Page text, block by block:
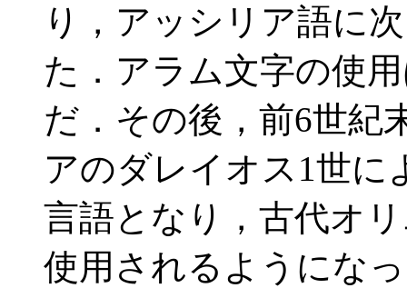
り，アッシリア語に
た．アラム文字の使
だ．その後，前6世紀
アのダレイオス1世に
言語となり，古代オ
使用されるようにな